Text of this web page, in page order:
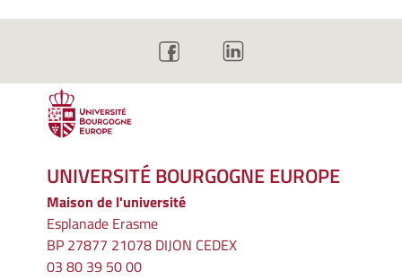
UNIVERSITÉ BOURGOGNE EUROPE
Maison de l'université
Esplanade Erasme
BP 27877 21078 DIJON CEDEX
03 80 39 50 00